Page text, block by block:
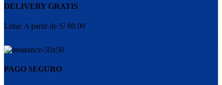
DELIVERY GRATIS
Lima: A partir de S/ 80.00
PAGO SEGURO